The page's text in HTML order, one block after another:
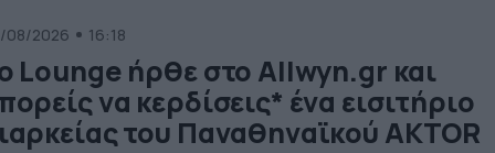
Δείτε ορισμένες από τις […]
08/2026 16:18
Lounge ήρθε στο Allwyn.gr και
να κερδίσεις* ένα εισιτήριο
του Παναθηναϊκού AKTOR